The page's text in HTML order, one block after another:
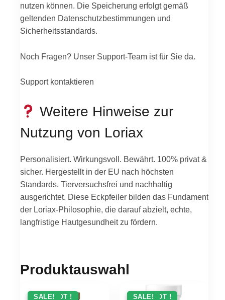
nutzen können. Die Speicherung erfolgt gemäß
geltenden Datenschutzbestimmungen und
Sicherheitsstandards.
Noch Fragen? Unser Support-Team ist für Sie da.
Support kontaktieren
Weitere Hinweise zur
Nutzung von Loriax
Personalisiert. Wirkungsvoll. Bewährt. 100% privat &
sicher. Hergestellt in der EU nach höchsten
Standards. Tierversuchsfrei und nachhaltig
ausgerichtet. Diese Eckpfeiler bilden das Fundament
der Loriax-Philosophie, die darauf abzielt, echte,
langfristige Hautgesundheit zu fördern.
Produktauswahl
ANGEBOT !
SALE! ANGEBOT !
SALE!